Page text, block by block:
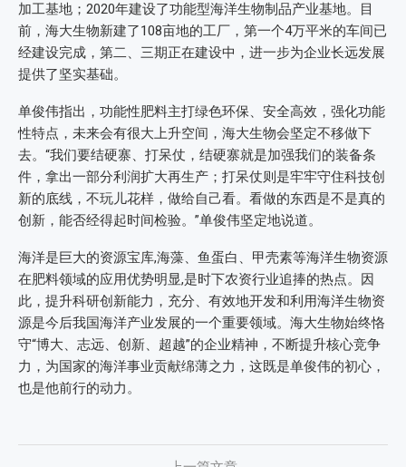
加工基地；2020年建设了功能型海洋生物制品产业基地。目
前，海大生物新建了108亩地的工厂，第一个4万平米的车间已
经建设完成，第二、三期正在建设中，进一步为企业长远发展
提供了坚实基础。
单俊伟指出，功能性肥料主打绿色环保、安全高效，强化功能
性特点，未来会有很大上升空间，海大生物会坚定不移做下
去。“我们要结硬寨、打呆仗，结硬寨就是加强我们的装备条
件，拿出一部分利润扩大再生产；打呆仗则是牢牢守住科技创
新的底线，不玩儿花样，做给自己看。看做的东西是不是真的
创新，能否经得起时间检验。”单俊伟坚定地说道。
海洋是巨大的资源宝库,海藻、鱼蛋白、甲壳素等海洋生物资源
在肥料领域的应用优势明显,是时下农资行业追捧的热点。因
此，提升科研创新能力，充分、有效地开发和利用海洋生物资
源是今后我国海洋产业发展的一个重要领域。海大生物始终恪
守“博大、志远、创新、超越”的企业精神，不断提升核心竞争
力，为国家的海洋事业贡献绵薄之力，这既是单俊伟的初心，
也是他前行的动力。